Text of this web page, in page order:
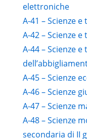
elettroniche
A-41 – Scienze
A-42 – Scienze
A-44 – Scienze
A-45 – Scienze
A-46 – Scienze
A-47 – Scienze
A-48 – Scienze
secondaria di II